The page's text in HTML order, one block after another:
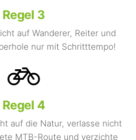
Regel 3
auf Wanderer, Reiter und
nur mit Schritttempo!
Regel 4
auf die Natur, verlasse nicht
MTB-Route und verzichte